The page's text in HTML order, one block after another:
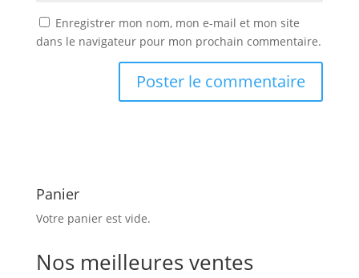
Enregistrer mon nom, mon e-mail et mon site
dans le navigateur pour mon prochain commentaire.
Panier
Votre panier est vide.
Nos meilleures ventes